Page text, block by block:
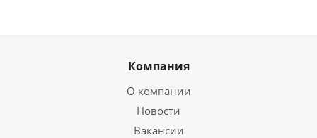
Компания
О компании
Новости
Вакансии